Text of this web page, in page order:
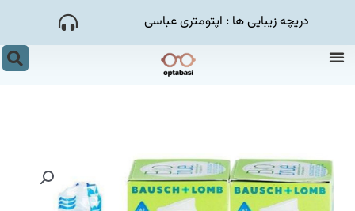
محتوا
دریچه زیبایی ها : اپتومتری عباسی
منو